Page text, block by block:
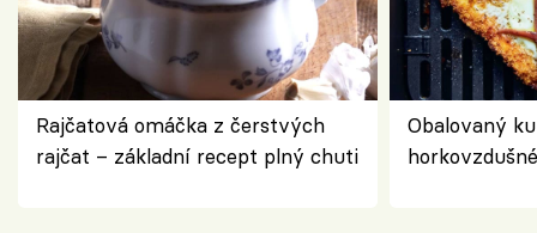
Rajčatová omáčka z čerstvých
rajčat – základní recept plný chuti
Obalovaný